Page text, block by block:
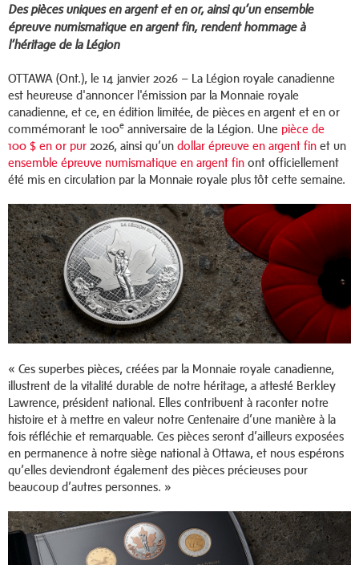
Des pièces uniques en argent et en or, ainsi qu’un ensemble
épreuve numismatique en argent fin, rendent hommage à
l’héritage de la Légion
OTTAWA (Ont.), le 14 janvier 2026 – La Légion royale canadienne
est heureuse d'annoncer l'émission par la Monnaie royale
canadienne, et ce, en édition limitée, de pièces en argent et en or
commémorant le 100e anniversaire de la Légion. Une pièce de
100 $ en or pur 2026, ainsi qu’un dollar épreuve en argent fin et un
ensemble épreuve numismatique en argent fin ont officiellement
été mis en circulation par la Monnaie royale plus tôt cette semaine.
« Ces superbes pièces, créées par la Monnaie royale canadienne,
illustrent de la vitalité durable de notre héritage, a attesté Berkley
Lawrence, président national. Elles contribuent à raconter notre
histoire et à mettre en valeur notre Centenaire d’une manière à la
fois réfléchie et remarquable. Ces pièces seront d’ailleurs exposées
en permanence à notre siège national à Ottawa, et nous espérons
qu’elles deviendront également des pièces précieuses pour
beaucoup d’autres personnes. »